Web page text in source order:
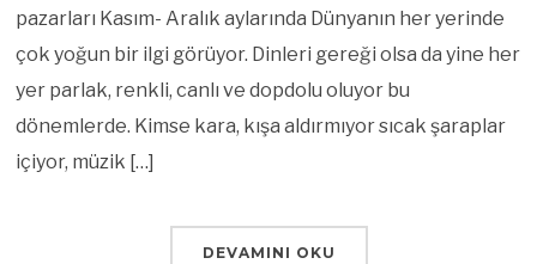
pazarları Kasım- Aralık aylarında Dünyanın her yerinde
çok yoğun bir ilgi görüyor. Dinleri gereği olsa da yine her
yer parlak, renkli, canlı ve dopdolu oluyor bu
dönemlerde. Kimse kara, kışa aldırmıyor sıcak şaraplar
içiyor, müzik […]
DEVAMINI OKU